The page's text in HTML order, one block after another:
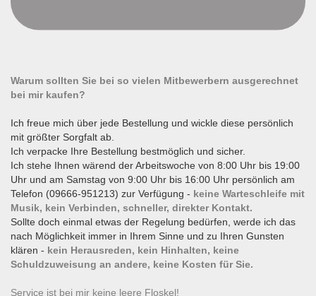
Warum sollten Sie bei so vielen Mitbewerbern ausgerechnet
bei mir kaufen?
Ich freue mich über jede Bestellung und wickle diese persönlich
mit größter Sorgfalt ab.
Ich verpacke Ihre Bestellung bestmöglich und sicher.
Ich stehe Ihnen wärend der Arbeitswoche von 8:00 Uhr bis 19:00
Uhr und am Samstag von 9:00 Uhr bis 16:00 Uhr persönlich am
Telefon (09666-951213) zur Verfügung - keine Warteschleife mit
Musik, kein Verbinden, schneller, direkter Kontakt.
Sollte doch einmal etwas der Regelung bedürfen, werde ich das
nach Möglichkeit immer in Ihrem Sinne und zu Ihren Gunsten
klären - kein Herausreden, kein Hinhalten, keine
Schuldzuweisung an andere, keine Kosten für Sie.
Service ist bei mir keine leere Floskel!